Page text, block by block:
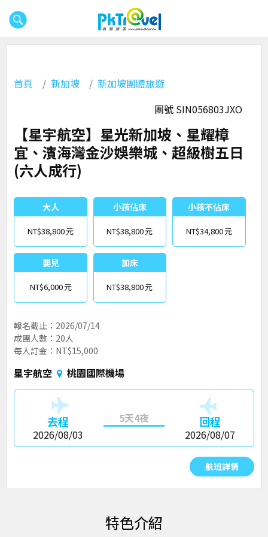
首頁 新加坡
新加坡團體旅遊
團號 SIN056803JXO
【星宇航空】星光新加坡、星耀樟
宜、濱海灣金沙娛樂城、超級樹五日
(六人成行)
大人
NT$38,800
小孩佔床
NT$38,800
小孩不佔床
NT$34,800
嬰兒
NT$6,000
加床
NT$38,800
報名截止：2026/07/14
成團人數：20人
每人訂金：NT$15,000
星宇航空 桃園國際機場
去程
2026/08/03
5天4夜 回程
2026/08/07
航班詳情
特色介紹